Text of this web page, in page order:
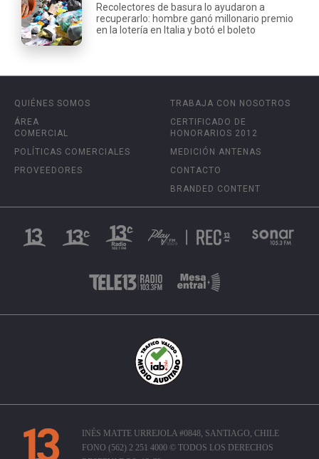
Recolectores de basura lo ayudaron a
recuperarlo: hombre ganó millonario premio
en la lotería en Italia y botó el boleto
QUIÉNES SOMOS
ÁREA
COMERCIAL
POLÍTICAS COMERCIALES
PROVEEDORES
TRABAJA CON NOSOTROS
CERTIFICADO DE
HONORARIOS 2012
MEDICIÓN ANTENAS
CONTACTO
BRANDED CONTENT
INÉS MATTE URREJOLA #0848, SANTIAGO, CHILE
FONO (562) 2 251 4000 © TODOS LOS DERECHOS